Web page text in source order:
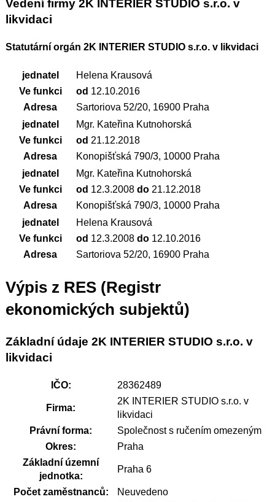
Vedení firmy 2K INTERIER STUDIO s.r.o. v
likvidaci
Statutární orgán 2K INTERIER STUDIO s.r.o. v likvidaci
jednatel
Helena Krausová
Ve funkci
od 12.10.2016
Adresa
Sartoriova 52/20, 16900 Praha
jednatel
Mgr. Kateřina Kutnohorská
Ve funkci
od 21.12.2018
Adresa
Konopišťská 790/3, 10000 Praha
jednatel
Mgr. Kateřina Kutnohorská
Ve funkci
od 12.3.2008 do21.12.2018
Adresa
Konopišťská 790/3, 10000 Praha
jednatel
Helena Krausová
Ve funkci
od 12.3.2008 do12.10.2016
Adresa
Sartoriova 52/20, 16900 Praha
Výpis z RES (Registr
ekonomických subjektů)
Základní údaje 2K INTERIER STUDIO s.r.o. v
likvidaci
IČO: 28362489
Firma:
2K INTERIER STUDIO s.r.o. v
likvidaci
Právní forma:
Společnost s ručením omezeným
Okres:
Praha
Základní územní
jednotka:
Praha 6
Počet zaměstnanců: Neuvedeno